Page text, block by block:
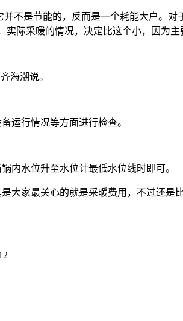
不是节能的，反而是一个耗能大户。
际采暖的情况，决定比这个小，因为主
海潮说。
运行情况等方面进行检查。
内水位升至水位计最低水位线时即可。
大家最关心的就是采暖费用，不过还是